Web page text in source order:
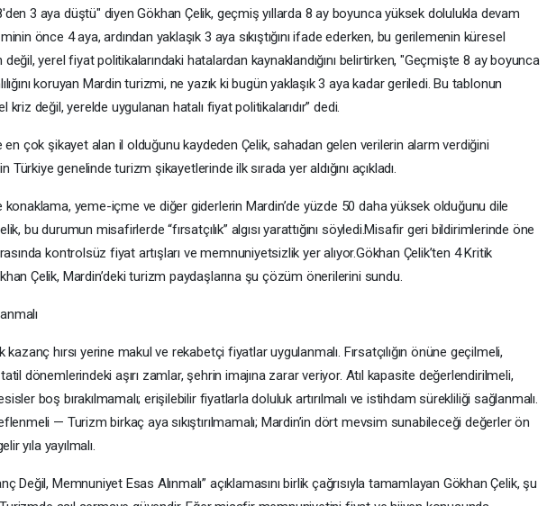
3 aya düştü" diyen Gökhan Çelik, geçmiş yıllarda 8 ay boyunca yüksek dolulukla devam
önce 4 aya, ardından yaklaşık 3 aya sıkıştığını ifade ederken, bu gerilemenin küresel
yerel fiyat politikalarındaki hatalardan kaynaklandığını belirtirken, "Geçmişte 8 ay boyunca
koruyan Mardin turizmi, ne yazık ki bugün yaklaşık 3 aya kadar geriledi. Bu tablonun
değil, yerelde uygulanan hatalı fiyat politikalarıdır” dedi.
en çok şikayet alan il olduğunu kaydeden Çelik, sahadan gelen verilerin alarm verdiğini
Türkiye genelinde turizm şikayetlerinde ilk sırada yer aldığını açıkladı.
yeme-içme ve diğer giderlerin Mardin’de yüzde 50 daha yüksek olduğunu dile
bu durumun misafirlerde “fırsatçılık” algısı yarattığını söyledi.Misafir geri bildirimlerinde öne
kontrolsüz fiyat artışları ve memnuniyetsizlik yer alıyor.Gökhan Çelik’ten 4 Kritik
Çelik, Mardin’deki turizm paydaşlarına şu çözüm önerilerini sundu.
kazanç hırsı yerine makul ve rekabetçi fiyatlar uygulanmalı. Fırsatçılığın önüne geçilmeli,
dönemlerindeki aşırı zamlar, şehrin imajına zarar veriyor. Atıl kapasite değerlendirilmeli,
boş bırakılmamalı; erişilebilir fiyatlarla doluluk artırılmalı ve istihdam sürekliliği sağlanmalı.
— Turizm birkaç aya sıkıştırılmamalı; Mardin’in dört mevsim sunabileceği değerler ön
yıla yayılmalı.
Değil, Memnuniyet Esas Alınmalı” açıklamasını birlik çağrısıyla tamamlayan Gökhan Çelik, şu